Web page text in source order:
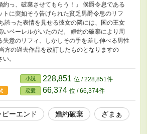
約っ、破棄させてもらう！」 侯爵令息である
トに突如そう告げられた貧乏男爵令息のリフ
誇った表情を見せる彼女の隣には、国の王女
いベーレルがいたのだ。 婚約の破棄により周
失意のリフィ、しかしその手を差し伸べる男性
の過去作品を改訂したものとなりますの
。
小説 228,851 位 / 228,851件
恋愛 66,374 位 / 66,374件
ピーエンド 婚約破棄
ざまぁ